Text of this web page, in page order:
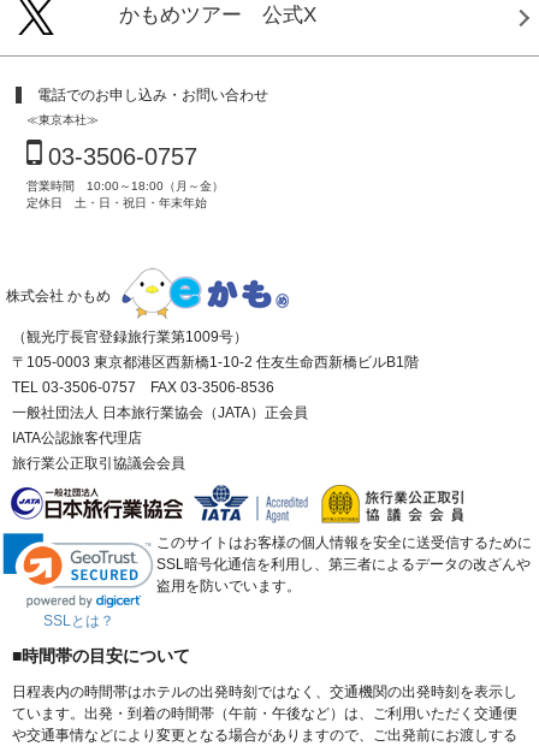
かもめツアー 公式X
電話でのお申し込み・お問い合わせ
≪東京本社≫
03-3506-0757
営業時間 10:00～18:00（月～金）
定休日 土・日・祝日・年末年始
株式会社 かもめ
（観光庁長官登録旅行業第1009号）
〒105-0003 東京都港区西新橋1-10-2 住友生命西新橋ビルB1階
TEL 03-3506-0757 FAX 03-3506-8536
一般社団法人 日本旅行業協会（JATA）正会員
IATA公認旅客代理店
旅行業公正取引協議会会員
SSLとは？
このサイトはお客様の個人情報を安全に送受信するために
SSL暗号化通信を利用し、第三者によるデータの改ざんや
盗用を防いでいます。
■時間帯の目安について
日程表内の時間帯はホテルの出発時刻ではなく、交通機関の出発時刻を表示し
ています。出発・到着の時間帯（午前・午後など）は、ご利用いただく交通便
や交通事情などにより変更となる場合がありますので、ご出発前にお渡しする